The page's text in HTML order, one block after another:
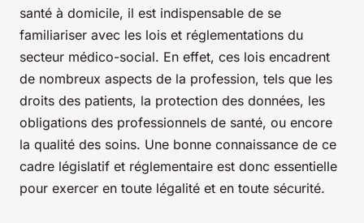
santé à domicile, il est indispensable de se
familiariser avec les lois et réglementations du
secteur médico-social. En effet, ces lois encadrent
de nombreux aspects de la profession, tels que les
droits des patients, la protection des données, les
obligations des professionnels de santé, ou encore
la qualité des soins. Une bonne connaissance de ce
cadre législatif et réglementaire est donc essentielle
pour exercer en toute légalité et en toute sécurité.